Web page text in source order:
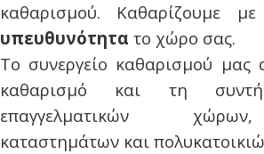
καθαρισμού. Καθαρίζουμε με
υπευθυνότητα το χώρο σας.
Το συνεργείο καθαρισμού μας
καθαρισμό και τη
επαγγελματικών
καταστημάτων και